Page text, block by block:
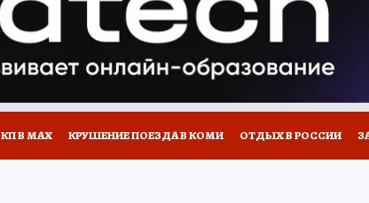
КП В МАХ КРУШЕНИЕ ПОЕЗДА В КОМИ ОТДЫХ В РОССИИ